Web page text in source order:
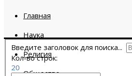
Главная
Наука
Религия
Общество
Введите заголовок для поиска...
Кол-во строк:
20